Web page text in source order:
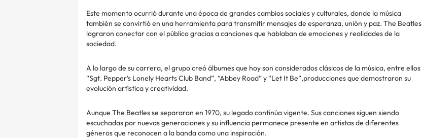
Este momento ocurrió durante una época de grandes cambios sociales y culturales, donde la música
también se convirtió en una herramienta para transmitir mensajes de esperanza, unión y paz. The Beatles
lograron conectar con el público gracias a canciones que hablaban de emociones y realidades de la
sociedad.
A lo largo de su carrera, el grupo creó álbumes que hoy son considerados clásicos de la música, entre ellos
“Sgt. Pepper’s Lonely Hearts Club Band”, “Abbey Road” y “Let It Be”,producciones que demostraron su
evolución artística y creatividad.
Aunque The Beatles se separaron en 1970, su legado continúa vigente. Sus canciones siguen siendo
escuchadas por nuevas generaciones y su influencia permanece presente en artistas de diferentes
géneros que reconocen a la banda como una inspiración.